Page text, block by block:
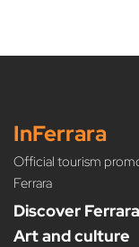
InFerrara
Official tourism
Ferrara
Discover Ferrara
Art and culture